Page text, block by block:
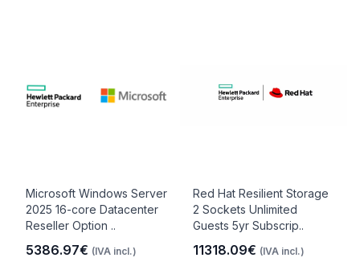
Microsoft Windows Server
2025 16-core Datacenter
Reseller Option ..
5386.97€ (IVA incl.)
Red Hat Resilient Storage
2 Sockets Unlimited
Guests 5yr Subscrip..
11318.09€ (IVA incl.)